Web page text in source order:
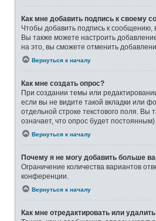
Как мне добавить подпись к своему
Чтобы добавить подпись к сообщению,
Вы также можете настроить
на это, вы сможете отменить
Вернуться к началу
Как мне создать опрос?
При создании темы или
если вы не видите такой вкладки или
отдельной строке текстового поля.
означает, что опрос будет
Вернуться к началу
Почему я не могу добавить больше
Ограничение количества вариантов
конференции.
Вернуться к началу
Как мне отредактировать или